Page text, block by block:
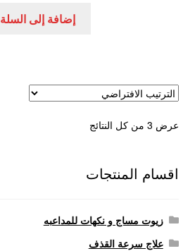
هو:
إضافة إلى السلة
عرض ⁦3⁩ من كل النتائج
اقسام المنتجات
زيوت مساج و نكهات للمداعبه
علاج سرعة القذف